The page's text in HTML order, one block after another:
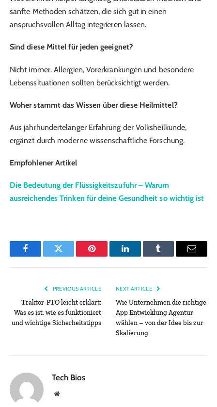
sanfte Methoden schätzen, die sich gut in einen
anspruchsvollen Alltag integrieren lassen.
Sind diese Mittel für jeden geeignet?
Nicht immer. Allergien, Vorerkrankungen und besondere
Lebenssituationen sollten berücksichtigt werden.
Woher stammt das Wissen über diese Heilmittel?
Aus jahrhundertelanger Erfahrung der Volksheilkunde,
ergänzt durch moderne wissenschaftliche Forschung.
Empfohlener Artikel
Die Bedeutung der Flüssigkeitszufuhr – Warum
ausreichendes Trinken für deine Gesundheit so wichtig ist
FacebookTwitter Pinterest LinkedInTumblr Email
PREVIOUS ARTICLE
Traktor-PTO leicht erklärt:
Was es ist, wie es funktioniert
und wichtige Sicherheitstipps
NEXT ARTICLE
Wie Unternehmen die richtige
App Entwicklung Agentur
wählen – von der Idee bis zur
Skalierung
Tech Bios
Website